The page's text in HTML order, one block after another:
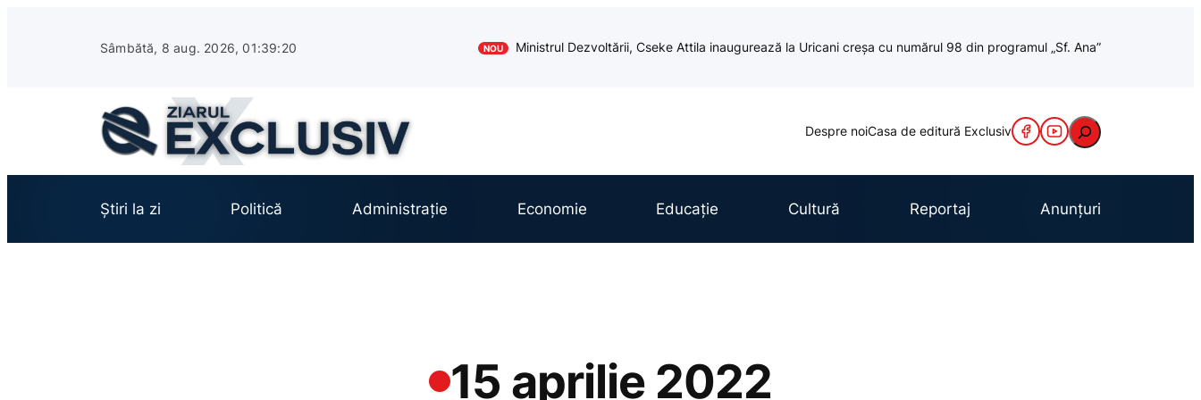
Sâmbătă, 8 aug. 2026, 01:39:21 NOU Ministrul Dezvoltării, Cseke Attila inaugurează la Uricani creșa cu numărul 98 din programul „Sf. Ana”
Despre noiCasa de editură Exclusiv Caută
Știri la zi Politică Administrație Economie Educație Cultură Reportaj Anunțuri
15 aprilie 2022